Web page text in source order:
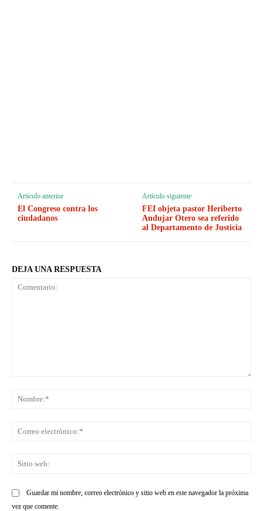
Artículo anterior
El Congreso contra los
ciudadanos
Artículo siguiente
FEI objeta pastor Heriberto
Andujar Otero sea referido
al Departamento de Justicia
DEJA UNA RESPUESTA
Guardar mi nombre, correo electrónico y sitio web en este navegador la próxima
vez que comente.